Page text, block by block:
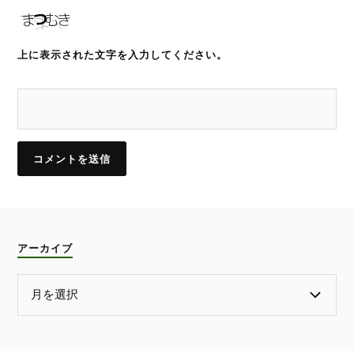
上に表示された文字を入力してください。
アーカイブ